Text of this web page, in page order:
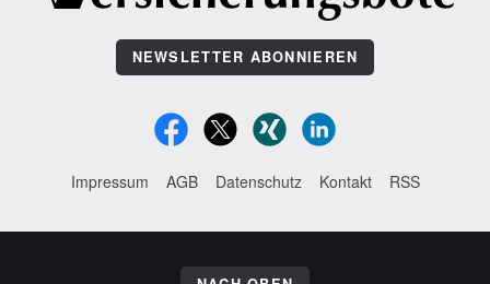
NEWSLETTER ABONNIEREN
Impressum AGB Datenschutz Kontakt RSS